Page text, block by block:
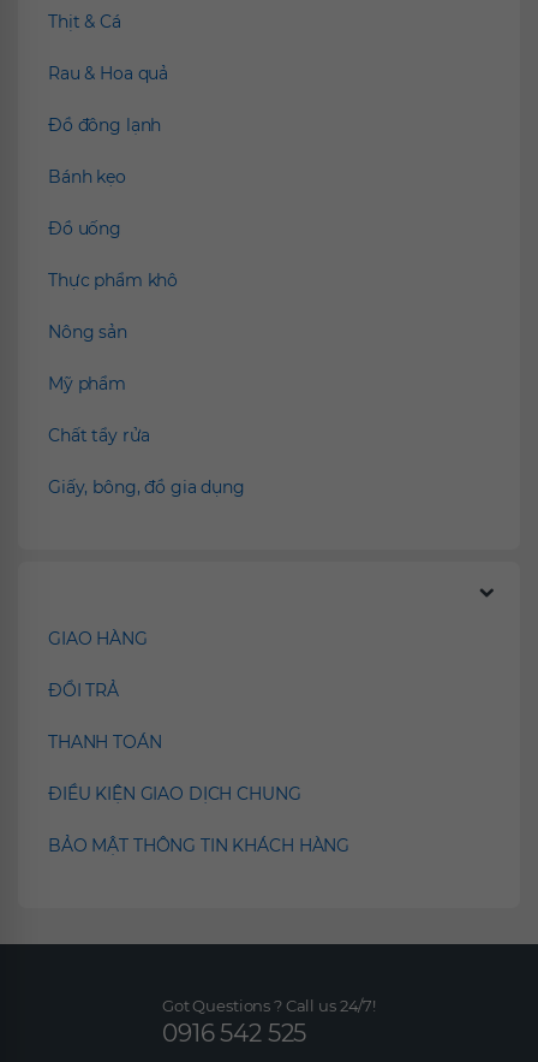
Thịt & Cá
Rau & Hoa quả
Đồ đông lạnh
Bánh kẹo
Đồ uống
Thực phẩm khô
Nông sản
Mỹ phẩm
Chất tẩy rửa
Giấy, bông, đồ gia dụng
GIAO HÀNG
ĐỔI TRẢ
THANH TOÁN
ĐIỀU KIỆN GIAO DỊCH CHUNG
BẢO MẬT THÔNG TIN KHÁCH HÀNG
Got Questions ? Call us 24/7!
0916 542 525